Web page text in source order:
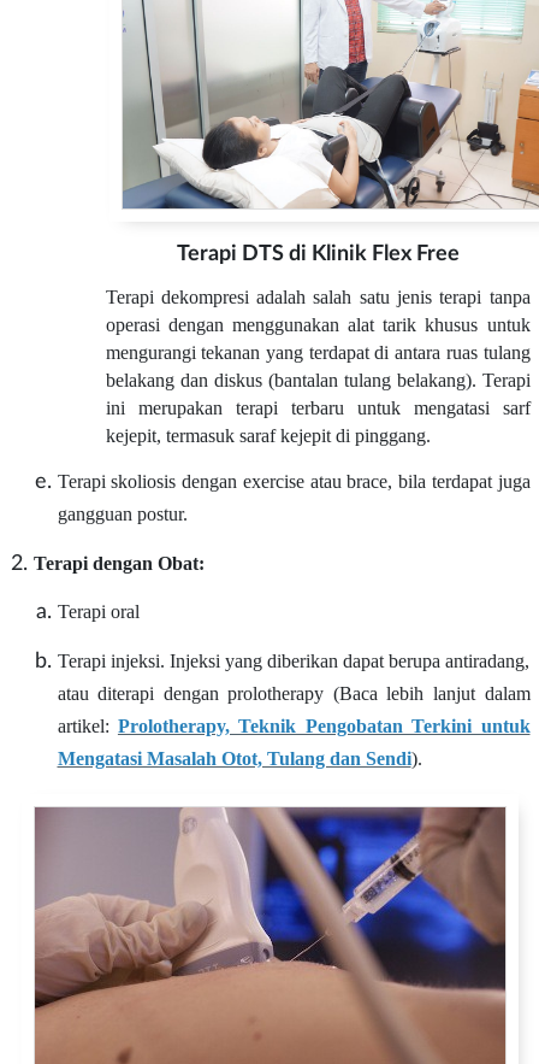
Terapi DTS di Klinik Flex Free
Terapi dekompresi adalah salah satu jenis terapi tanpa
operasi dengan menggunakan alat tarik khusus untuk
mengurangi tekanan yang terdapat di antara ruas tulang
belakang dan diskus (bantalan tulang belakang). Terapi
ini merupakan terapi terbaru untuk mengatasi sarf
kejepit, termasuk saraf kejepit di pinggang.
Terapi skoliosis dengan exercise atau brace, bila terdapat juga
gangguan postur.
Terapi dengan Obat:
Terapi oral
Terapi injeksi. Injeksi yang diberikan dapat berupa antiradang,
atau diterapi dengan prolotherapy (Baca lebih lanjut dalam
artikel: Prolotherapy, Teknik Pengobatan Terkini untuk
Mengatasi Masalah Otot, Tulang dan Sendi).